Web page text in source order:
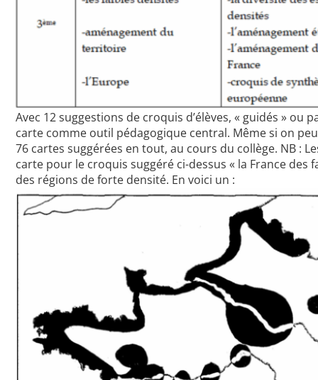
Avec 12 suggestions de croquis d’élèves, « guidés » ou
carte comme outil pédagogique central. Même si on
76 cartes suggérées en tout, au cours du collège. NB :
carte pour le croquis suggéré ci-dessus « la France des
des régions de forte densité. En voici un :